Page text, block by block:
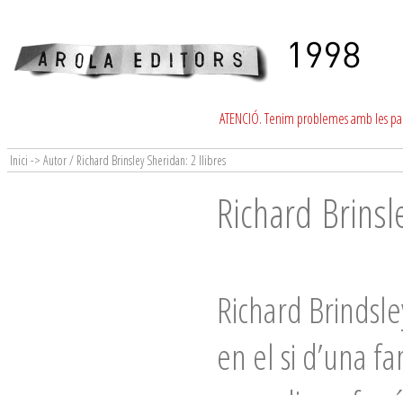
ATENCIÓ. Tenim problemes amb les
Inici -> Autor / Richard Brinsley Sheridan: 2 llibres
Richard
Richard
en el si d’una